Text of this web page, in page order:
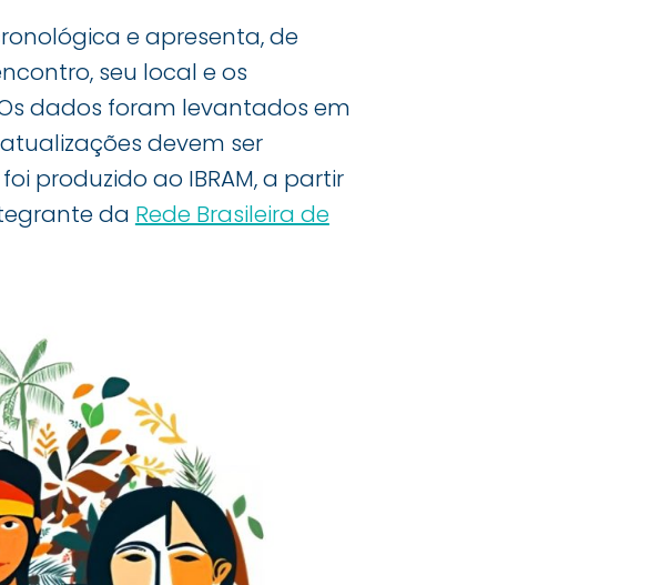
e apresenta, de
seu local e os
dados foram levantados em
devem ser
produzido ao IBRAM, a partir
da Rede Brasileira de